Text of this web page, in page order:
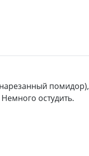
помидор),
остудить.